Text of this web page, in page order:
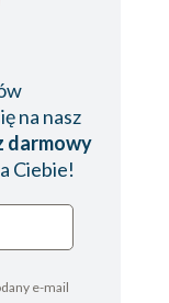
na nasz
darmowy
Ciebie!
e-mail